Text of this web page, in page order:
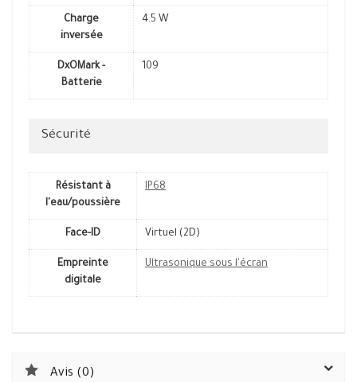
Charge
inversée
4.5 W
DxOMark -
Batterie
109
Sécurité
Résistant à
l'eau/poussière
IP68
Face-ID Virtuel (2D)
Empreinte
digitale
Ultrasonique sous l'écran
Avis (0)